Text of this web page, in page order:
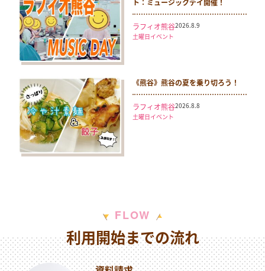
ラフィオ熊谷2026.8.9
土曜日イベント
《熊谷》熊谷の夏を乗り切ろう！
ラフィオ熊谷2026.8.8
土曜日イベント
FLOW
利用開始までの流れ